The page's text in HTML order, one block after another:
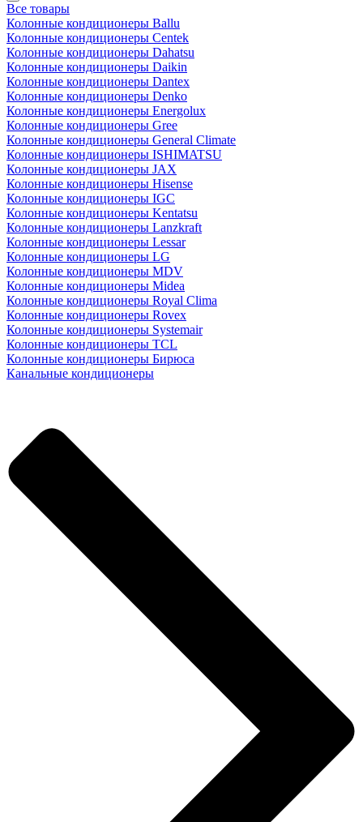
Все товары
Колонные кондиционеры Ballu
Колонные кондиционеры Centek
Колонные кондиционеры Dahatsu
Колонные кондиционеры Daikin
Колонные кондиционеры Dantex
Колонные кондиционеры Denko
Колонные кондиционеры Energolux
Колонные кондиционеры Gree
Колонные кондиционеры General Climate
Колонные кондиционеры ISHIMATSU
Колонные кондиционеры JAX
Колонные кондиционеры Hisense
Колонные кондиционеры IGC
Колонные кондиционеры Kentatsu
Колонные кондиционеры Lanzkraft
Колонные кондиционеры Lessar
Колонные кондиционеры LG
Колонные кондиционеры MDV
Колонные кондиционеры Midea
Колонные кондиционеры Royal Clima
Колонные кондиционеры Rovex
Колонные кондиционеры Systemair
Колонные кондиционеры TCL
Колонные кондиционеры Бирюса
Канальные кондиционеры